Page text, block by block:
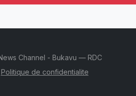
Channel - Bukavu — RDC
Politique de confidentialite